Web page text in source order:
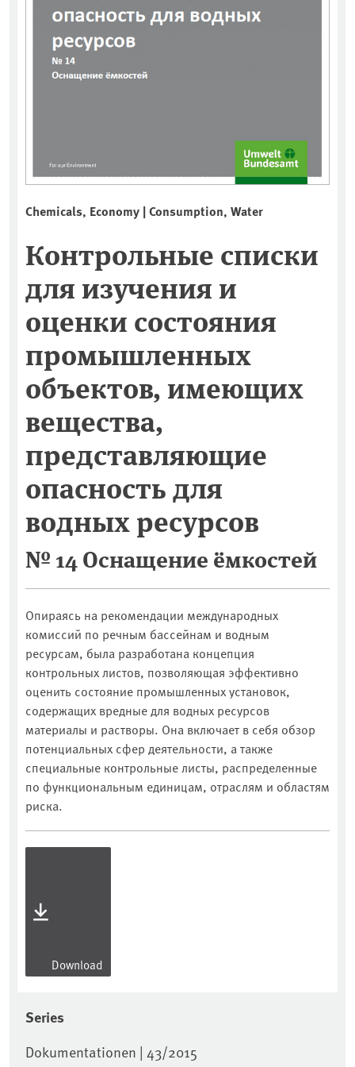
Chemicals, Economy | Consumption, Water
Контрольные списки
для изучения и
оценки состояния
промышленных
объектов, имеющих
вещества,
представляющие
опасность для
водных ресурсов
№ 14 Оснащение ёмкостей
Опираясь на рекомендации международных
комиссий по речным бассейнам и водным
ресурсам, была разработана концепция
контрольных листов, позволяющая эффективно
оценить состояние промышленных установок,
содержащих вредные для водных ресурсов
материалы и растворы. Она включает в себя обзор
потенциальных сфер деятельности, а также
специальные контрольные листы, распределенные
по функциональным единицам, отраслям и областям
риска.
Download
Series
Dokumentationen | 43/2015